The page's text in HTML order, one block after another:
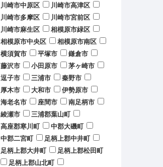
川崎市中原区
川崎市高津区
川崎市多摩区
川崎市宮前区
川崎市麻生区
相模原市緑区
相模原市中央区
相模原市南区
横須賀市
平塚市
鎌倉市
藤沢市
小田原市
茅ヶ崎市
逗子市
三浦市
秦野市
厚木市
大和市
伊勢原市
海老名市
座間市
南足柄市
綾瀬市
三浦郡葉山町
高座郡寒川町
中郡大磯町
中郡二宮町
足柄上郡中井町
足柄上郡大井町
足柄上郡松田町
足柄上郡山北町